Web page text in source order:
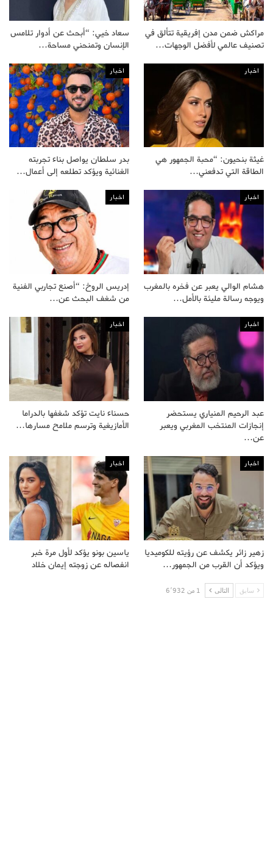
مراكش ضمن مدن إفريقية تتألق في
تصنيف عالمي لأفضل الوجهات…
سعاد خيي: “أبحث عن أدوار تلامس
الإنسان وتمنحني مساحة…
اخبار
غيثة بنحيون: “محبة الجمهور هي
الطاقة التي تدفعني…
اخبار
بدر سلطان يواصل بناء تجربته
الغنائية ويؤكد تطلعه إلى أعمال…
اخبار
هشام الوالي يعبر عن فخره بالمغرب
ويوجه رسالة مليئة بالأمل…
اخبار
إدريس الروخ: “أصنع تجاربي الفنية
من شغف البحث عن…
اخبار
عبد الرحيم المنياري يستحضر
إنجازات المنتخب المغربي ويعبر
عن…
اخبار
حسناء نايت تؤكد شغفها بالدراما
الأمازيغية وترسم ملامح مسارها…
اخبار
زهير زائر يكشف عن رؤيته للكوميديا
ويؤكد أن القرب من الجمهور…
اخبار
ياسين بونو يؤكد لأول مرة خبر
انفصاله عن زوجته إيمان خلاد
سابق التالى 1 من 6٬932